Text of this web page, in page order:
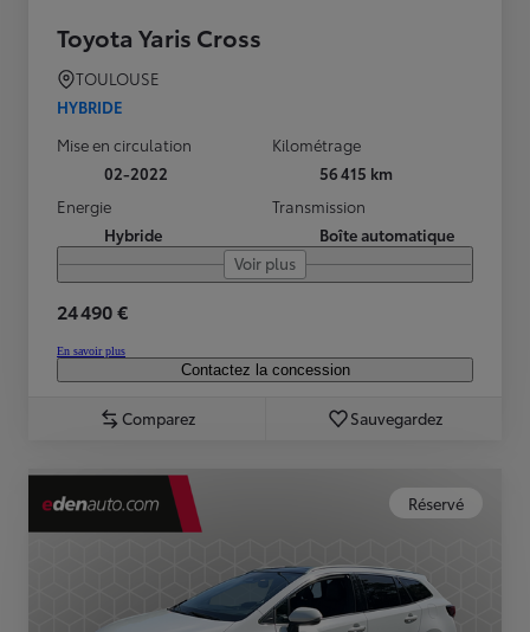
Toyota Yaris Cross
TOULOUSE
HYBRIDE
Mise en circulation
02-2022
Kilométrage
56 415 km
Energie
Hybride
Transmission
Boîte automatique
Voir plus
24 490 €
En savoir plus
Contactez la concession
Comparez Sauvegardez
Réservé